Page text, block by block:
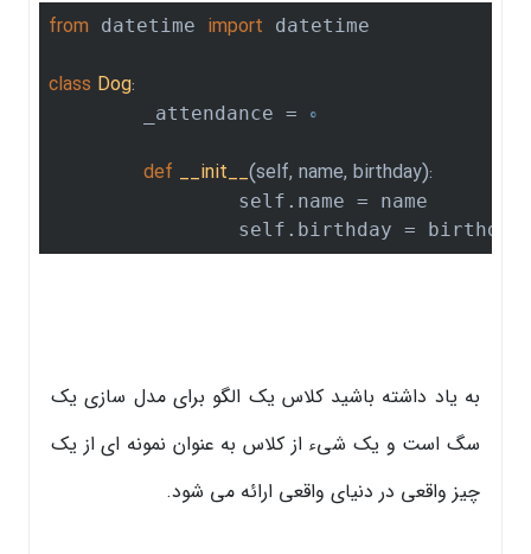
from datetime import datetime
class Dog:
	_attendance =
0
def __init__(self, name, birthday):
		self.birthday = birthday
به یاد داشته باشید کلاس یک الگو برای مدل سازی یک
سگ است و یک شیء از کلاس به عنوان نمونه ای از یک
چیز واقعی در دنیای واقعی ارائه می شود.